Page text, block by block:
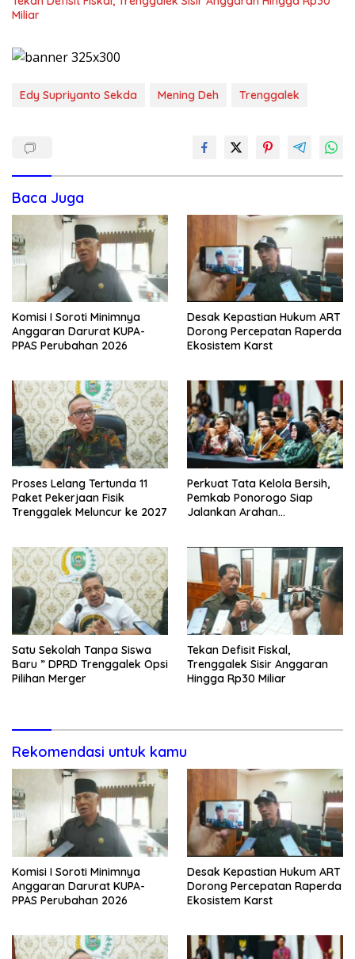
Miliar
Edy Supriyanto Sekda Mening Deh Trenggalek
Baca Juga
Komisi I Soroti Minimnya
Anggaran Darurat KUPA-
PPAS Perubahan 2026
Desak Kepastian Hukum ART
Dorong Percepatan Raperda
Ekosistem Karst
Proses Lelang Tertunda 11
Paket Pekerjaan Fisik
Trenggalek Meluncur ke 2027
Perkuat Tata Kelola Bersih,
Pemkab Ponorogo Siap
Jalankan Arahan
Satu Sekolah Tanpa Siswa
Baru ” DPRD Trenggalek Opsi
Pilihan Merger
Tekan Defisit Fiskal,
Trenggalek Sisir Anggaran
Hingga Rp30 Miliar
Rekomendasi untuk kamu
Komisi I Soroti Minimnya
Anggaran Darurat KUPA-
PPAS Perubahan 2026
Desak Kepastian Hukum ART
Dorong Percepatan Raperda
Ekosistem Karst